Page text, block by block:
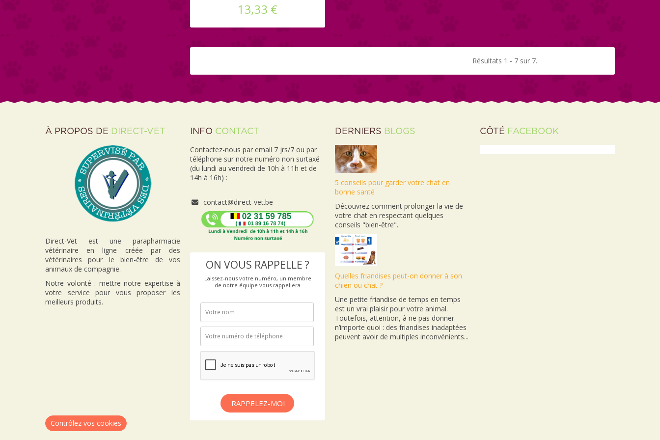
13,33 €
Résultats 1 - 7 sur 7.
À PROPOS DE DIRECT-VET
Direct-Vet est une parapharmacie
vétérinaire en ligne créée par des
vétérinaires pour le bien-être de vos
animaux de compagnie.
Notre volonté : mettre notre expertise à
votre service pour vous proposer les
meilleurs produits.
INFO CONTACT
Contactez-nous par email 7 jrs/7 ou par
téléphone sur notre numéro non surtaxé
(du lundi au vendredi de 10h à 11h et de
14h à 16h) :
contact@direct-vet.be
ON VOUS RAPPELLE ?
Laissez-nous votre numéro, un membre
de notre équipe vous rappellera
RAPPELEZ-MOI
DERNIERS BLOGS
5 conseils pour garder votre chat en
bonne santé
Découvrez comment prolonger la vie de
votre chat en respectant quelques
conseils "bien-être".
Quelles friandises peut-on donner à son
chien ou chat ?
Une petite friandise de temps en temps
est un vrai plaisir pour votre animal.
Toutefois, attention, à ne pas donner
n’importe quoi : des friandises inadaptées
peuvent avoir de multiples inconvénients...
CÔTÉ FACEBOOK
Contrôlez vos cookies